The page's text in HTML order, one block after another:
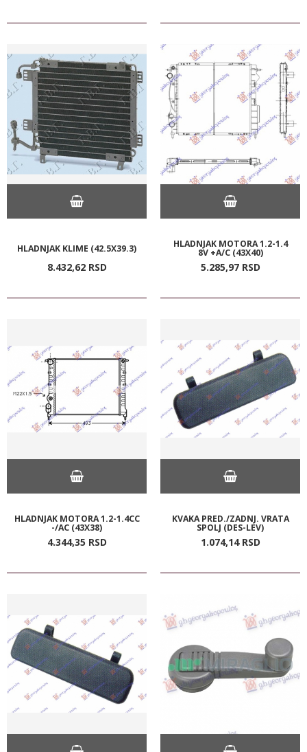
HLADNJAK KLIME (42.5X39.3)
8.432,62 RSD
HLADNJAK MOTORA 1.2-1.4
8V +A/C (43X40)
5.285,97 RSD
HLADNJAK MOTORA 1.2-1.4CC
-/AC (43X38)
4.344,35 RSD
KVAKA PRED./ZADNJ. VRATA
SPOLJ (DES-LEV)
1.074,14 RSD